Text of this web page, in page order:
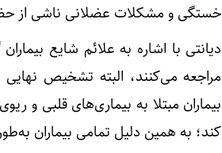
خستگی و مشکلات عضلانی ناشی از
دیانتی با اشاره به علائم شایع
مراجعه می‌کنند، البته تشخیص
بیماران مبتلا به بیماری‌های قلبی و
کند؛ به همین دلیل تمامی بیماران